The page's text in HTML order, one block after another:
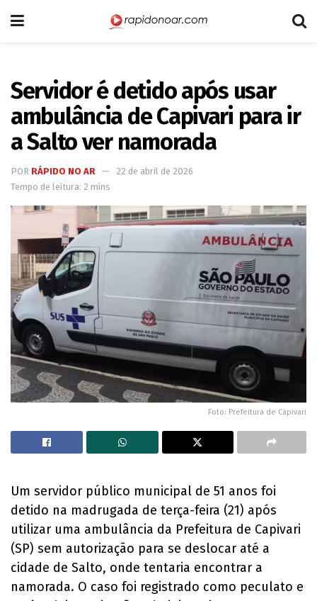
Servidor é detido após usar
ambulância de Capivari para ir
a Salto ver namorada
POR RÁPIDO NO AR
22 de abril de 2026
Tempo de leitura: 2 mins
Foto: Prefeitura de Capivari
Um servidor público municipal de 51 anos foi
detido na madrugada de terça-feira (21) após
utilizar uma ambulância da Prefeitura de Capivari
(SP) sem autorização para se deslocar até a
cidade de Salto, onde tentaria encontrar a
namorada. O caso foi registrado como peculato e